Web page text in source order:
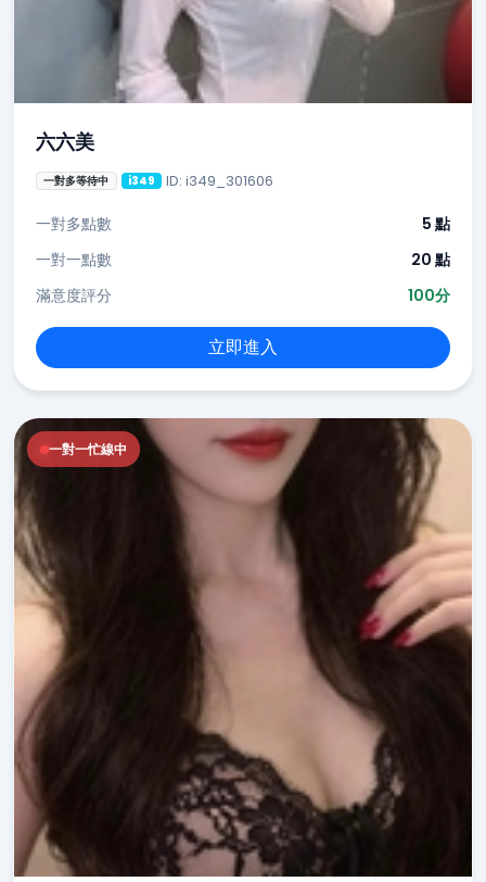
六六美
一對多等待中 i349 ID: i349_301606
一對多點數
5 點
一對一點數
20 點
滿意度評分
100分
立即進入
一對一忙線中